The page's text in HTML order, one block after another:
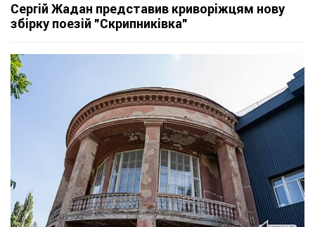
Сергій Жадан представив криворіжцям нову
збірку поезій "Скрипниківка"